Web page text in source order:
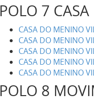
POLO 7
CASA DO MENINO
CASA DO MENINO
CASA DO MENINO
CASA DO MENINO
CASA DO MENINO
POLO 8